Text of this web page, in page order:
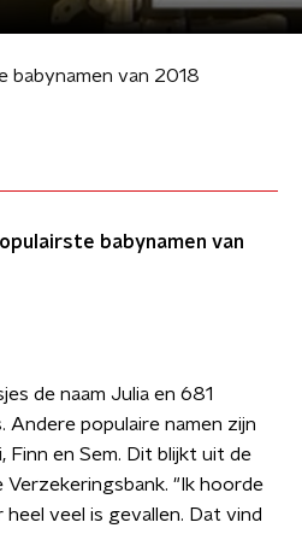
babynamen van 2018
babynamen van
de naam Julia en 681
Andere populaire namen zijn
Finn en Sem. Dit blijkt uit de
Verzekeringsbank. ​"Ik hoorde
veel is gevallen. Dat vind